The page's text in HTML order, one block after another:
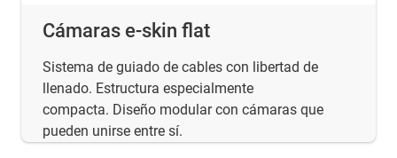
Cámaras e-skin flat
Sistema de guiado de cables con libertad de
llenado. Estructura especialmente
compacta. Diseño modular con cámaras que
pueden unirse entre sí.